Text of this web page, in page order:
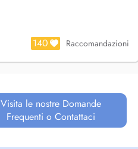
140 Raccomandazioni
Visita le nostre Domande
Frequenti o Contattaci